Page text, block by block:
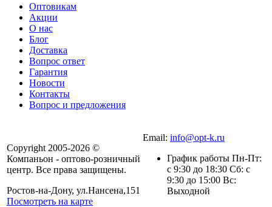
Оптовикам
Акции
О нас
Блог
Доставка
Вопрос ответ
Гарантия
Новости
Контакты
Вопрос и предложения
Copyright 2005-2026 ©
Компаньон - оптово-розничный
центр. Все права защищены.
Ростов-на-Дону, ул.Нансена,151
Посмотреть на карте
Email: info@opt-k.ru
График работы Пн-Пт:
с 9:30 до 18:30 Сб: с
9:30 до 15:00 Вс:
Выходной